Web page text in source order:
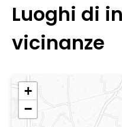
Luoghi di
vicinanze
+
−